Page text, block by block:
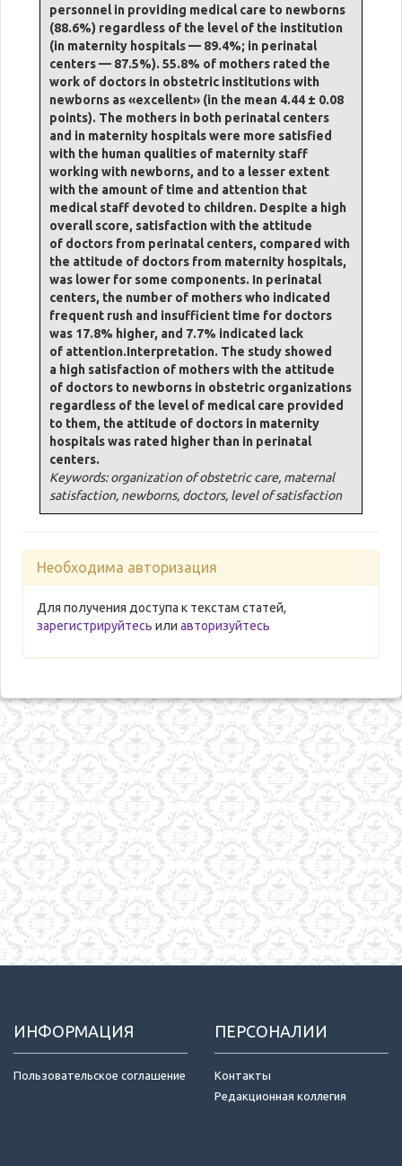
personnel in providing medical care to newborns
(88.6%) regardless of the level of the institution
(in maternity hospitals — 89.4%; in perinatal
centers — 87.5%). 55.8% of mothers rated the
work of doctors in obstetric institutions with
newborns as «excellent» (in the mean 4.44 ± 0.08
points). The mothers in both perinatal centers
and in maternity hospitals were more satisfied
with the human qualities of maternity staff
working with newborns, and to a lesser extent
with the amount of time and attention that
medical staff devoted to children. Despite a high
overall score, satisfaction with the attitude
of doctors from perinatal centers, compared with
the attitude of doctors from maternity hospitals,
was lower for some components. In perinatal
centers, the number of mothers who indicated
frequent rush and insufficient time for doctors
was 17.8% higher, and 7.7% indicated lack
of attention.Interpretation. Тhe study showed
a high satisfaction of mothers with the attitude
of doctors to newborns in obstetric organizations
regardless of the level of medical care provided
to them, the attitude of doctors in maternity
hospitals was rated higher than in perinatal
centers.
Keywords: organization of obstetric care, maternal
satisfaction, newborns, doctors, level of satisfaction
Необходима авторизация
Для получения доступа к текстам статей,
зарегистрируйтесь или авторизуйтесь
ИНФОРМАЦИЯ
Пользовательское соглашение
ПЕРСОНАЛИИ
Контакты
Редакционная коллегия